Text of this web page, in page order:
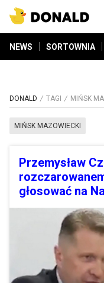
NEWS SORTOWNIA
DONALD TAGI MIŃSK
MIŃSK MAZOWIECKI
Przemysław
głosować na